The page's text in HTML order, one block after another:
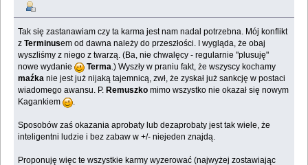
Tak się zastanawiam czy ta karma jest nam nadal potrzebna. Mój konflikt
zTerminusem od dawna należy do przeszłości. I wygląda, że obaj
wyszliśmy z niego z twarzą. (Ba, nie chwalęcy - regularnie "plusuję"
nowe wydanie
Terma.) Wyszły w praniu fakt, że wszyscy kochamy
maźka nie jest już nijaką tajemnicą, zwł, że zyskał już sankcję w postaci
wiadomego awansu. P. Remuszko mimo wszystko nie okazał się nowym
Kagankiem
.
Sposobów zaś okazania aprobaty lub dezaprobaty jest tak wiele, że
inteligentni ludzie i bez zabaw w +/- niejeden znajdą.
Proponuję więc te wszystkie karmy wyzerować (najwyżej zostawiając